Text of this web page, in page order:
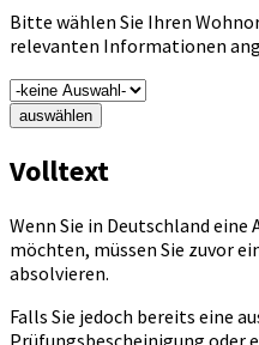
Bitte wählen Sie Ihren
relevanten Informationen
auswählen
Volltext
Wenn Sie in Deutschland
möchten, müssen Sie zuvor
absolvieren.
Falls Sie jedoch bereits eine